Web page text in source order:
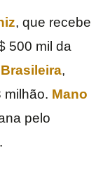
, que recebe
500 mil da
,
milhão. Mano
pelo